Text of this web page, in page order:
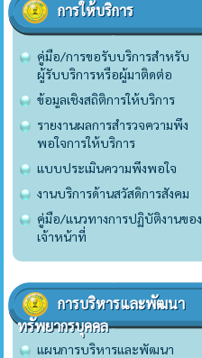
การให้บริการ
คู่มือ/การขอรับบริการสำหรับ
ผู้รับบริการหรือผู้มาติดต่อ
ข้อมูลเชิงสถิติการให้บริการ
รายงานผลการสำรวจความพึง
พอใจการให้บริการ
แบบประเมินความพึงพอใจ
งานบริการด้านสวัสดิการสังคม
คู่มือ/แนวทางการปฏิบัติงานของ
เจ้าหน้าที่
การบริหารและพัฒนา
ทรัพยากรบุคคล
แผนการบริหารและพัฒนา